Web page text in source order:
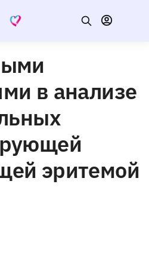
в анализе
эритемой